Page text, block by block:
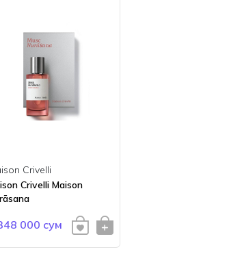
Crivelli
Crivelli Maison
000 сум